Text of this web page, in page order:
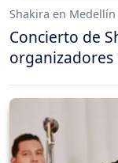
Shakira en Medellín
Concierto de